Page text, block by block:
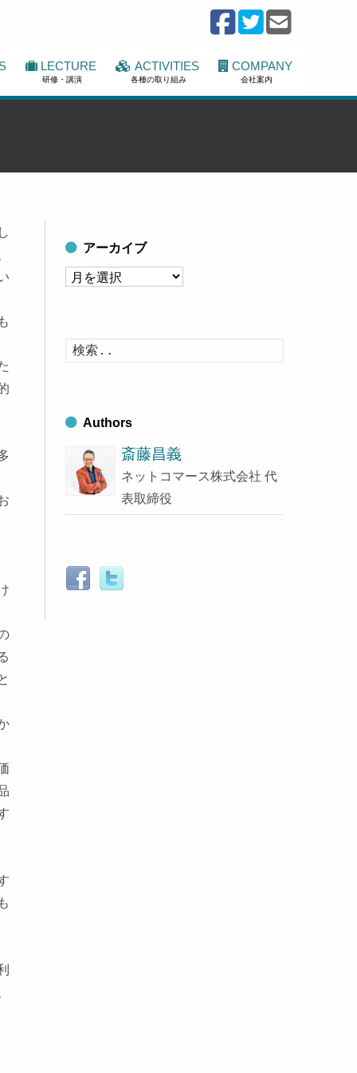
LECTURE
研修・講演
ACTIVITIES
各種の取り組み
COMPANY
会社案内
アーカイブ
ア
イ
ブ
索
Authors
斎藤昌義
ネットコマース株式会社 代
表取締役